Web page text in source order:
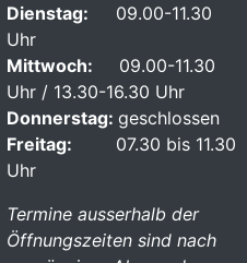
Dienstag: 09.00-11.30
Uhr
Mittwoch:
09.00-11.30
Uhr / 13.30-16.30 Uhr
Donnerstag: geschlossen
Freitag: 07.30 bis 11.30
Uhr
Termine ausserhalb der
Öffnungszeiten sind nach